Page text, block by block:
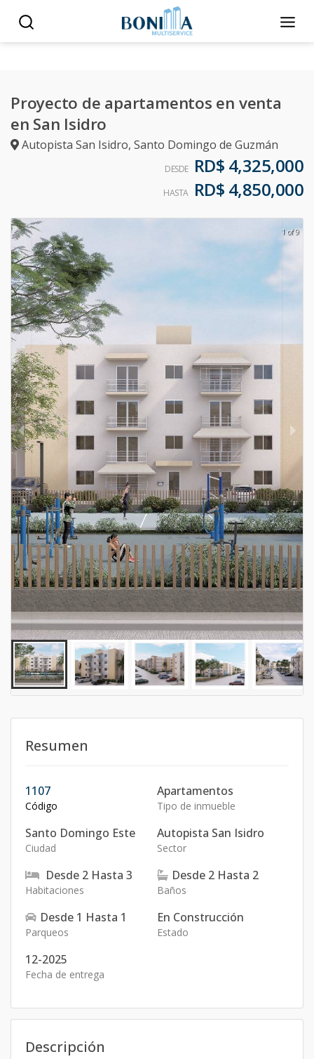
Proyecto de apartamentos en venta
en San Isidro
Autopista San Isidro, Santo Domingo de Guzmán
DESDE RD$ 4,325,000
HASTA RD$ 4,850,000
1 of 9
Resumen
1107
Código
Apartamentos
Tipo de inmueble
Santo Domingo Este
Ciudad
Autopista San Isidro
Sector
Desde 2 Hasta 3
Habitaciones
Desde 2 Hasta 2
Baños
Desde 1 Hasta 1
Parqueos
En Construcción
Estado
12-2025
Fecha de entrega
Descripción